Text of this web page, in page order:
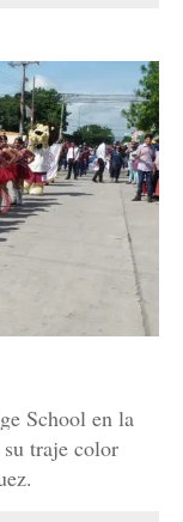
School en la
traje color